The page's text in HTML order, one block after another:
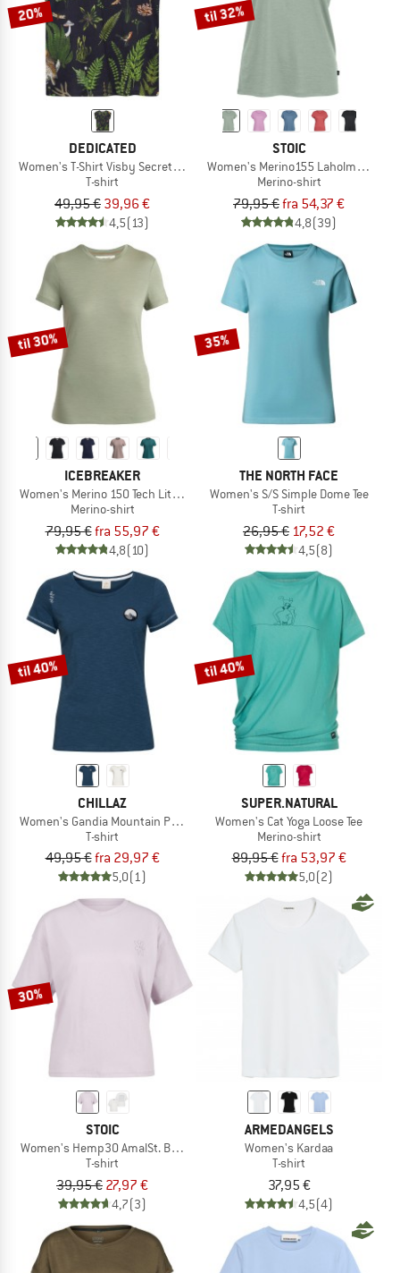
20%
DEDICATED
Women's T-Shirt Visby Secret Garden
T-shirt
49,95 € 39,96 €
4,5(13)
til 32%
STOIC
Women's Merino155 LaholmSt.
Merino-shirt
79,95 €fra 54,37 €
4,8(39)
til 30%
ICEBREAKER
Women's Merino 150 Tech Lite III S/S Tee
Merino-shirt
79,95 €fra 55,97 €
4,8(10)
35%
THE NORTH FACE
Women's S/S Simple Dome Tee
T-shirt
26,95 € 17,52 €
4,5(8)
til 40%
CHILLAZ
Women's Gandia Mountain Patch
T-shirt
49,95 €fra 29,97 €
5,0(1)
til 40%
SUPER.NATURAL
Women's Cat Yoga Loose Tee
Merino-shirt
89,95 €fra 53,97 €
5,0(2)
30%
STOIC
Women's Hemp30 AmalSt. Backprint Tee
T-shirt
39,95 € 27,97 €
4,7(3)
ARMEDANGELS
Women's Kardaa
T-shirt
37,95 €
4,5(4)